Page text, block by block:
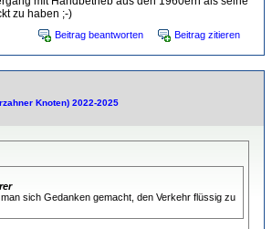
zu haben ;-)
Beitrag beantworten Beitrag zitieren
Knoten) 2022-2025
sich Gedanken gemacht, den Verkehr flüssig zu